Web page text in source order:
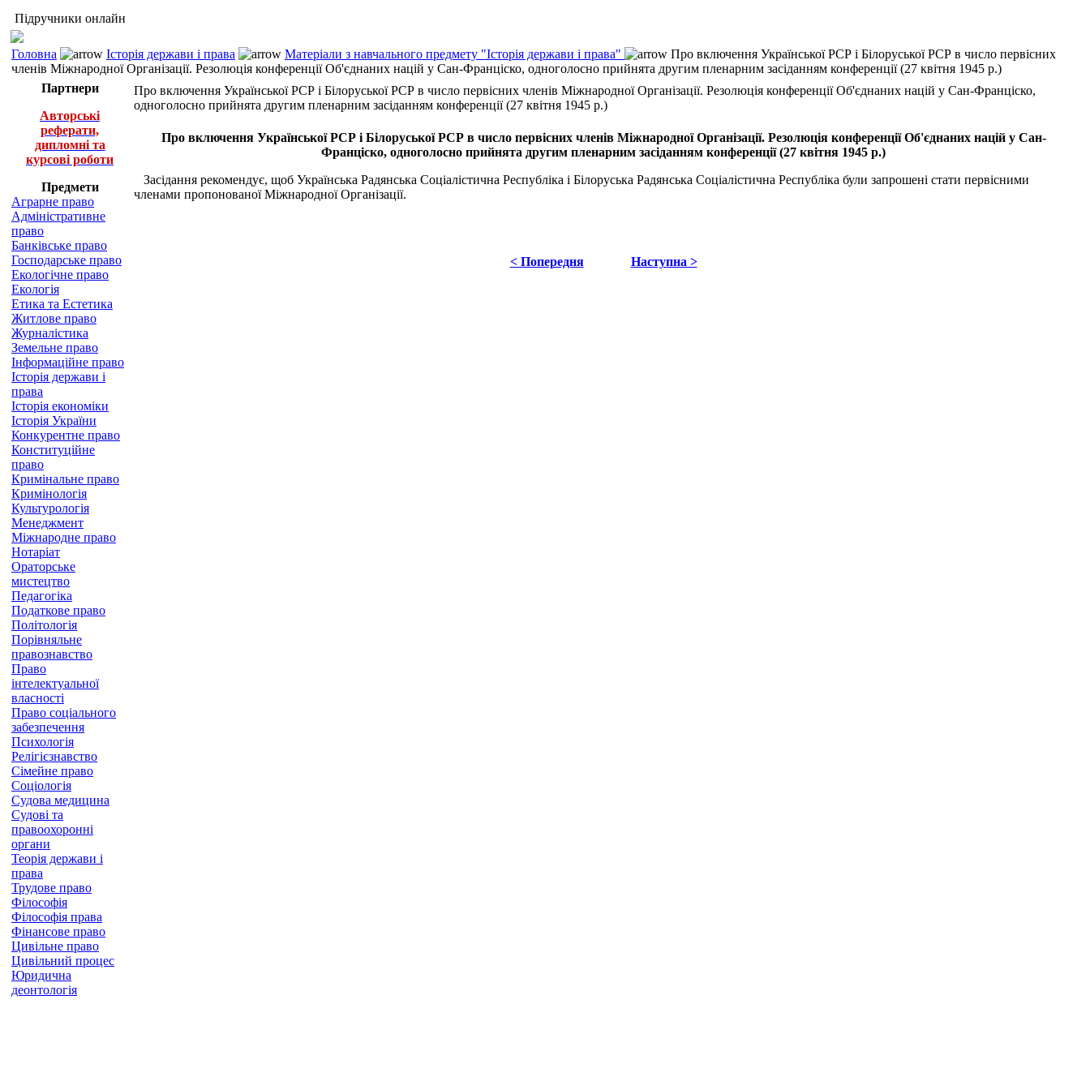
Підручники онлайн
Головна Історія держави і права Матеріали з навчального предмету "Історія держави і права"
Про включення Української РСР і Білоруської РСР в число первісних
членів Міжнародної Організації. Резолюція конференції Об'єднаних націй у Сан-Франціско, одноголосно прийнята другим пленарним засіданням конференції (27 квітня 1945 р.)
Партнери
Авторські
реферати,
дипломні та
курсові роботи
Предмети
Аграрне право
Адміністративне
право
Банківське право
Господарське право
Екологічне право
Екологія
Етика та Естетика
Житлове право
Журналістика
Земельне право
Інформаційне право
Історія держави і
права
Історія економіки
Історія України
Конкурентне право
Конституційне
право
Кримінальне право
Кримінологія
Культурологія
Менеджмент
Міжнародне право
Нотаріат
Ораторське
мистецтво
Педагогіка
Податкове право
Політологія
Порівняльне
правознавство
Право
інтелектуальної
власності
Право соціального
забезпечення
Психологія
Релігієзнавство
Сімейне право
Соціологія
Судова медицина
Судові та
правоохоронні
органи
Теорія держави і
права
Трудове право
Філософія
Філософія права
Фінансове право
Цивільне право
Цивільний процес
Юридична
деонтологія
Про включення Української РСР і Білоруської РСР в число первісних членів Міжнародної Організації. Резолюція конференції Об'єднаних націй у Сан-Франціско,
одноголосно прийнята другим пленарним засіданням конференції (27 квітня 1945 р.)
Про включення Української РСР і Білоруської РСР в число первісних членів Міжнародної Організації. Резолюція конференції Об'єднаних націй у Сан-
Франціско, одноголосно прийнята другим пленарним засіданням конференції (27 квітня 1945 р.)
Засідання рекомендує, щоб Українська Радянська Соціалістична Республіка і Білоруська Радянська Соціалістична Республіка були запрошені стати первісними
членами пропонованої Міжнародної Організації.
< Попередня Наступна >